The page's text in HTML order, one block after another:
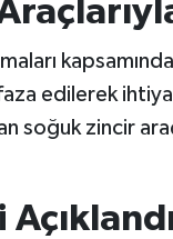
edilerek
soğuk zincir